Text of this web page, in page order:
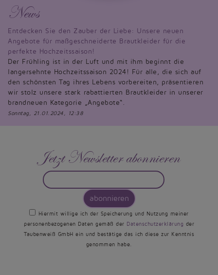
News
Entdecken Sie den Zauber der Liebe: Unsere neuen
Angebote für maßgeschneiderte Brautkleider für die
perfekte Hochzeitssaison!
Der Frühling ist in der Luft und mit ihm beginnt die
langersehnte Hochzeitssaison 2024! Für alle, die sich auf
den schönsten Tag ihres Lebens vorbereiten, präsentieren
wir stolz unsere stark rabattierten Brautkleider in unserer
brandneuen Kategorie „Angebote“.
Sonntag, 21.01.2024, 12:38
Jetzt Newsletter abonnieren
abonnieren
Hiermit willige ich der Speicherung und Nutzung meiner
personenbezogenen Daten gemäß der Datenschutzerklärung der
Taubenweiß GmbH ein und bestätige das ich diese zur Kenntnis
genommen habe.